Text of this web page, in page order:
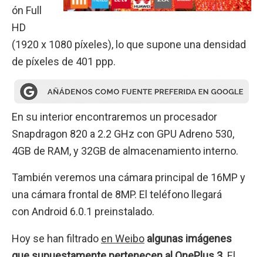
ón Full
HD
(1920 x 1080 píxeles), lo que supone una densidad
de píxeles de 401 ppp.
En su interior encontraremos un procesador
Snapdragon 820 a 2.2 GHz con GPU Adreno 530,
4GB de RAM, y 32GB de almacenamiento interno.
También veremos una cámara principal de 16MP y
una cámara frontal de 8MP. El teléfono llegará
con Android 6.0.1 preinstalado.
Hoy se han filtrado en Weibo algunas imágenes